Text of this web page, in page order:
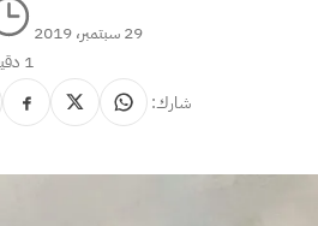
29 سبتمبر، 2019
1 دقيقة
شارك: